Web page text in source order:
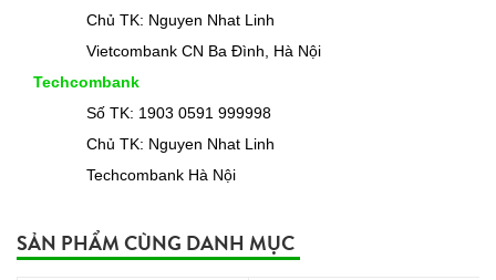
Chủ TK: Nguyen Nhat Linh
Vietcombank CN Ba Đình, Hà Nội
Techcombank
Số TK: 1903 0591 999998
Chủ TK: Nguyen Nhat Linh
Techcombank Hà Nội
SẢN PHẨM CÙNG DANH MỤC